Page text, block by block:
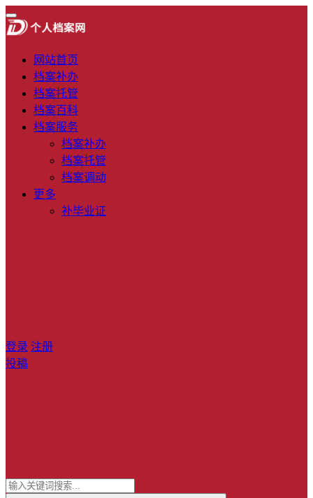
网站首页
档案补办
档案托管
档案百科
档案服务
档案补办
档案托管
档案调动
更多
补毕业证
登录 注册
投稿